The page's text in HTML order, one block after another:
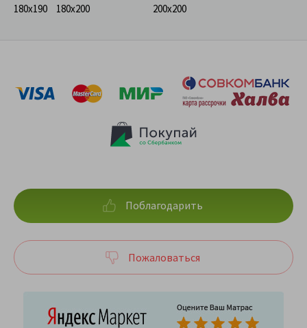
180x190 180x200 200x200
Поблагодарить
Пожаловаться